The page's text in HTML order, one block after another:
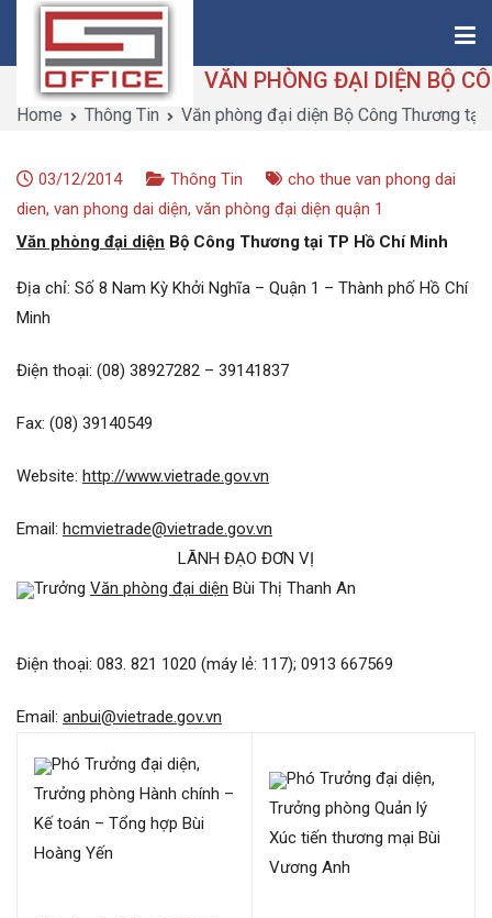
content
Saigon-Office
Saving Is Solution
Home Thông Tin Văn phòng đại diện Bộ Công Thương tại
03/12/2014 Thông Tin
cho thue van phong dai
dien, van phong dai diện, văn phòng đại diện quận 1
Văn phòng đại diện Bộ Công Thương tại TP Hồ Chí Minh
Địa chỉ: Số 8 Nam Kỳ Khởi Nghĩa – Quận 1 – Thành phố Hồ Chí
Minh
Điện thoại: (08) 38927282 – 39141837
Fax: (08) 39140549
Website: http://www.vietrade.gov.vn
Email: hcmvietrade@vietrade.gov.vn
LÃNH ĐẠO ĐƠN VỊ
Trưởng Văn phòng đại diện Bùi Thị Thanh An
Điện thoại: 083. 821 1020 (máy lẻ: 117); 0913 667569
Email: anbui@vietrade.gov.vn
Phó Trưởng đại diện,
Trưởng phòng Hành chính –
Kế toán – Tổng hợp Bùi
Hoàng Yến
Phó Trưởng đại diện,
Trưởng phòng Quản lý
Xúc tiến thương mại Bùi
Vương Anh